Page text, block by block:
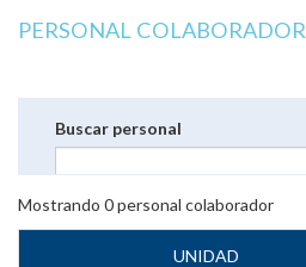
PERSONAL COLABORADOR
Buscar personal
Mostrando 0personal colaborador
UNIDAD